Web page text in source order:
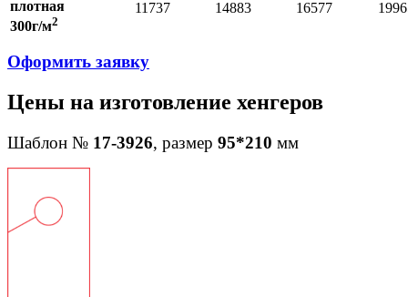
плотная
300г/м2
11737 14883 16577
Оформить заявку
Цены на изготовление хенгеров
Шаблон № 17-3926, размер 95*210 мм